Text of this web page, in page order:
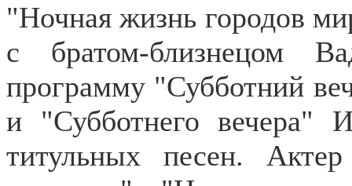
"Ночная жизнь городов
c братом-близнецом
программу "Субботний
и "Субботнего вечера"
титульных песен.